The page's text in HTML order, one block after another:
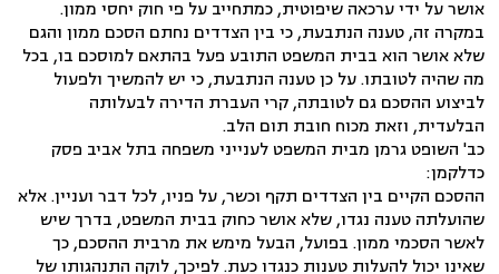
אושר על ידי ערכאה שיפוטית, כמתחייב על פי חוק יחסי ממון.
במקרה זה, טענה הנתבעת, כי בין הצדדים נחתם הסכם ממון והגם
שלא אושר הוא בבית המשפט התובע פעל בהתאם למוסכם בו, בכל
מה שהיה לטובתו. על כן טענה הנתבעת, כי יש להמשיך ולפעול
לביצוע ההסכם גם לטובתה, קרי העברת הדירה לבעלותה
הבלעדית, וזאת מכוח חובת תום הלב.
כב' השופט גרמן מבית המשפט לענייני משפחה בתל אביב פסק
כדלקמן:
ההסכם הקיים בין הצדדים תקף וכשר, על פניו, לכל דבר ועניין. אלא
שהועלתה טענה נגדו, שלא אושר כחוק בבית המשפט, בדרך שיש
לאשר הסכמי ממון. בפועל, הבעל מימש את מרבית ההסכם, כך
שאינו יכול להעלות טענות כנגדו כעת. לפיכך, לוקה התנהגותו של